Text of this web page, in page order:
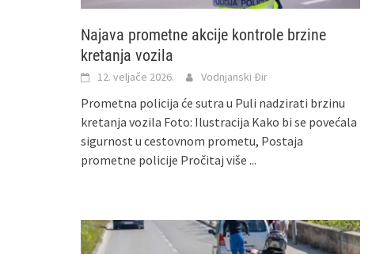
Najava prometne akcije kontrole brzine
kretanja vozila
12. veljače 2026. Vodnjanski Đir
Prometna policija će sutra u Puli nadzirati brzinu
kretanja vozila Foto: Ilustracija Kako bi se povećala
sigurnost u cestovnom prometu, Postaja
prometne policije Pročitaj više ...